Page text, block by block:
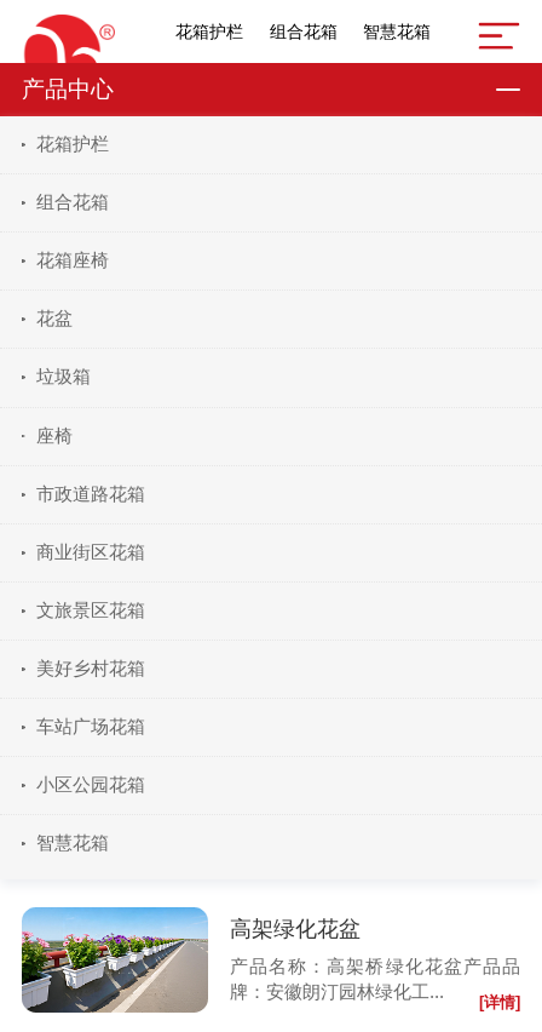
花箱护栏 组合花箱 智慧花箱
产品中心
花箱护栏
组合花箱
花箱座椅
花盆
垃圾箱
座椅
市政道路花箱
商业街区花箱
文旅景区花箱
美好乡村花箱
车站广场花箱
小区公园花箱
智慧花箱
高架绿化花盆
产品名称：高架桥绿化花盆产品品
牌：安徽朗汀园林绿化工...
[详情]